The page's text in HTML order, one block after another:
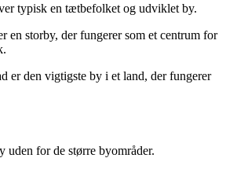
typisk en tætbefolket og udviklet by.
en storby, der fungerer som et centrum for
er den vigtigste by i et land, der fungerer
uden for de større byområder.